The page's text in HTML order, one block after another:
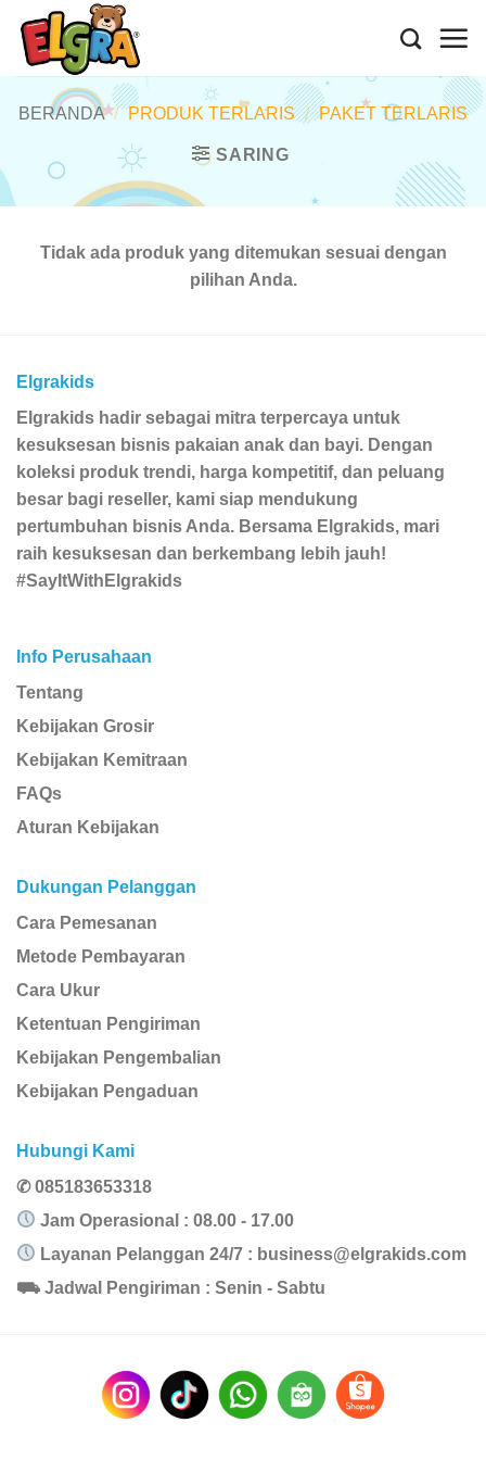
content
BERANDA / PRODUK TERLARIS / PAKET TERLARIS
SARING
Tidak ada produk yang ditemukan sesuai dengan
pilihan Anda.
Elgrakids
Elgrakids hadir sebagai mitra terpercaya untuk
kesuksesan bisnis pakaian anak dan bayi. Dengan
koleksi produk trendi, harga kompetitif, dan peluang
besar bagi reseller, kami siap mendukung
pertumbuhan bisnis Anda. Bersama Elgrakids, mari
raih kesuksesan dan berkembang lebih jauh!
#SayItWithElgrakids
Info Perusahaan
Tentang
Kebijakan Grosir
Kebijakan Kemitraan
FAQs
Aturan Kebijakan
Dukungan Pelanggan
Cara Pemesanan
Metode Pembayaran
Cara Ukur
Ketentuan Pengiriman
Kebijakan Pengembalian
Kebijakan Pengaduan
Hubungi Kami
✆ 085183653318
Jam Operasional : 08.00 - 17.00
Layanan Pelanggan 24/7 : business@elgrakids.com
⛟ Jadwal Pengiriman : Senin - Sabtu